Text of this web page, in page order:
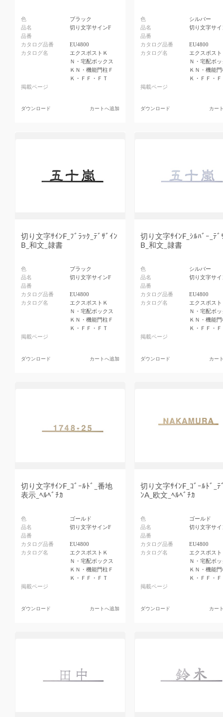
色
ブラック
品名
切り文字サインF
品番
カタログ品番
EU4800
カタログ名
エクスポストＫ
Ｎ・宅配ボックス
ＫＮ・機能門柱Ｆ
Ｋ・ＦＦ・ＦＴ
掲載ページ
ダウンロード カートへ追加
色
シルバー
品名
切り文字サイ
品番
カタログ品番
EU4800
カタログ名
エクスポス
Ｎ・宅配ボ
ＫＮ・機能
Ｋ・ＦＦ・
掲載ページ
ダウンロード カー
切り文字ｻｲﾝF_ﾌﾞﾗｯｸ_ﾃﾞｻﾞｲﾝ
B_和文_隷書
色
ブラック
品名
切り文字サインF
品番
カタログ品番
EU4800
カタログ名
エクスポストＫ
Ｎ・宅配ボックス
ＫＮ・機能門柱Ｆ
Ｋ・ＦＦ・ＦＴ
掲載ページ
ダウンロード カートへ追加
切り文字ｻｲﾝF_ｼﾙﾊﾞｰ_ﾃﾞ
B_和文_隷書
色
シルバー
品名
切り文字サイ
品番
カタログ品番
EU4800
カタログ名
エクスポス
Ｎ・宅配ボ
ＫＮ・機能
Ｋ・ＦＦ・
掲載ページ
ダウンロード カー
切り文字ｻｲﾝF_ｺﾞｰﾙﾄﾞ_番地
表示_ﾍﾙﾍﾞﾁｶ
色
ゴールド
品名
切り文字サインF
品番
カタログ品番
EU4800
カタログ名
エクスポストＫ
Ｎ・宅配ボックス
ＫＮ・機能門柱Ｆ
Ｋ・ＦＦ・ＦＴ
掲載ページ
ダウンロード カートへ追加
切り文字ｻｲﾝF_ｺﾞｰﾙﾄﾞ_ﾃ
ﾝA_欧文_ﾍﾙﾍﾞﾁｶ
色
ゴールド
品名
切り文字サイ
品番
カタログ品番
EU4800
カタログ名
エクスポス
Ｎ・宅配ボ
ＫＮ・機能
Ｋ・ＦＦ・
掲載ページ
ダウンロード カー